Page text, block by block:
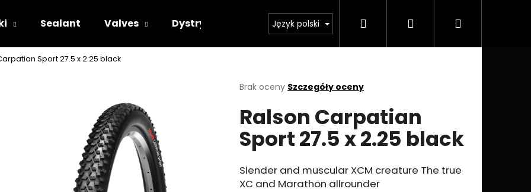
Sealant Valves Dystrybutorzy Język polski Szukaj Zaloguj Koszyk
Sport 27.5 x 2.25 black
Średnia
produktu
wynosi
0.0
na
gwiazdek.
Brak oceny Szczegóły oceny
Ralson Carpatian
Sport 27.5 x 2.25 black
Slender and muscular XCM creature The true
XC and Marathon allrounder
Czego szukasz?
Polecamy